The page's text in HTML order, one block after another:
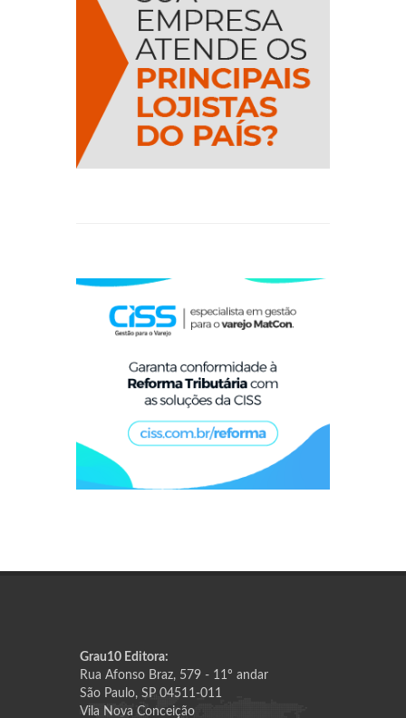
Grau10 Editora:
Rua Afonso Braz, 579 - 11º andar
São Paulo, SP 04511-011
Vila Nova Conceição